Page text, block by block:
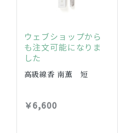
ウェブショップから
も注文可能になりま
した
高級線香 南薫 短
￥6,600